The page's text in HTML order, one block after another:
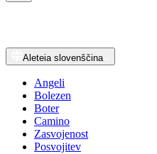
Aleteia slovenščina
Angeli
Bolezen
Boter
Camino
Zasvojenost
Posvojitev